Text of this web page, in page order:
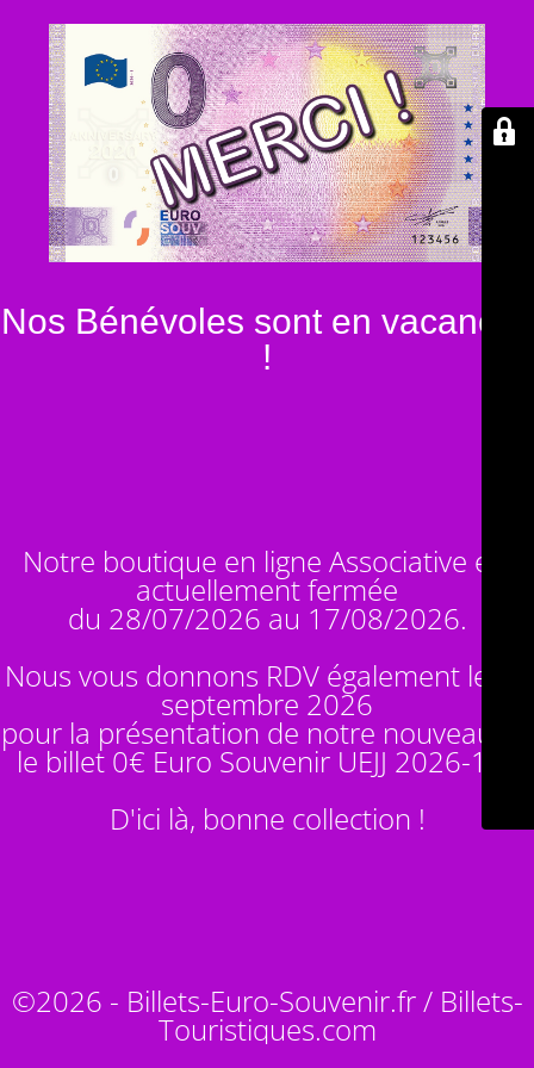
Nos Bénévoles sont en vacances
!
Notre boutique en ligne Associative est
actuellement fermée
du 28/07/2026 au 17/08/2026.
Nous vous donnons RDV également le 14
septembre 2026
pour la présentation de notre nouveauté :
le billet 0€ Euro Souvenir UEJJ 2026-10
D'ici là, bonne collection !
©2026 - Billets-Euro-Souvenir.fr / Billets-
Touristiques.com